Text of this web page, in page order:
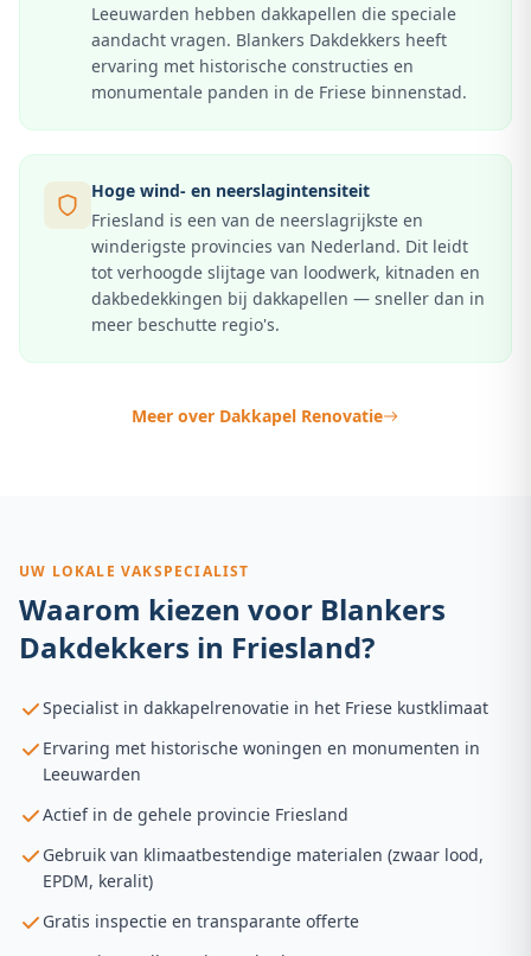
Leeuwarden hebben dakkapellen die speciale
aandacht vragen. Blankers Dakdekkers heeft
ervaring met historische constructies en
monumentale panden in de Friese binnenstad.
Hoge wind- en neerslagintensiteit
Friesland is een van de neerslagrijkste en
winderigste provincies van Nederland. Dit leidt
tot verhoogde slijtage van loodwerk, kitnaden en
dakbedekkingen bij dakkapellen — sneller dan in
meer beschutte regio's.
Meer over Dakkapel Renovatie
UW LOKALE VAKSPECIALIST
Waarom kiezen voor Blankers
Dakdekkers in Friesland?
Specialist in dakkapelrenovatie in het Friese kustklimaat
Ervaring met historische woningen en monumenten in
Leeuwarden
Actief in de gehele provincie Friesland
Gebruik van klimaatbestendige materialen (zwaar lood,
EPDM, keralit)
Gratis inspectie en transparante offerte